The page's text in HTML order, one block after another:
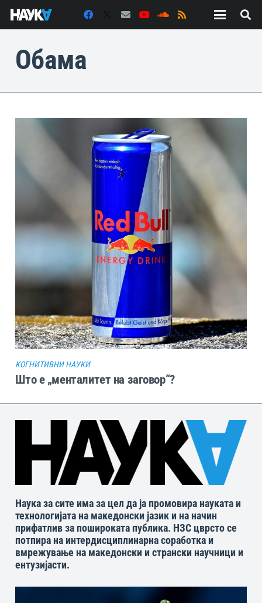
Обама
КОГНИТИВНИ НАУКИ
Што е „менталитет на заговор“?
Наука за сите има за цел да ја промовира науката и
технологијата на македонски јазик и на начин
прифатлив за пошироката публика. НЗС цврсто се
потпира на интердисциплинарна соработка и
вмрежување на македонски и странски научници и
ентузијасти.